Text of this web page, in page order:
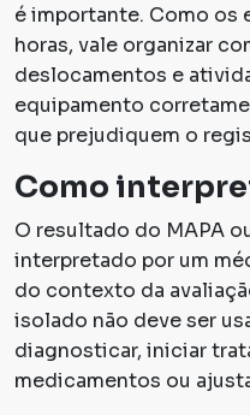
é importante. Como os
horas, vale organizar
deslocamentos e
equipamento
que prejudiquem o
Como
O resultado do MAPA
interpretado por um
do contexto da
isolado não deve ser
diagnosticar, iniciar
medicamentos ou